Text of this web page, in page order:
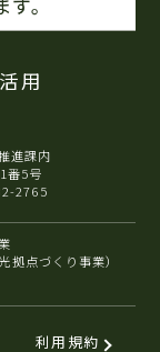
用
進課内
番5号
2765
拠点づくり事業）
利用規約